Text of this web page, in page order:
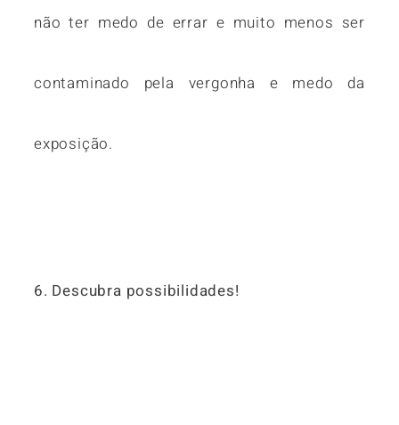
não ter medo de errar e muito menos ser
contaminado pela vergonha e medo da
exposição.
6. Descubra possibilidades!